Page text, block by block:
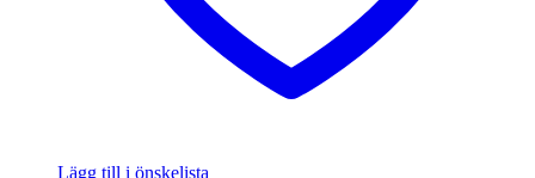
Lägg till i önskelista